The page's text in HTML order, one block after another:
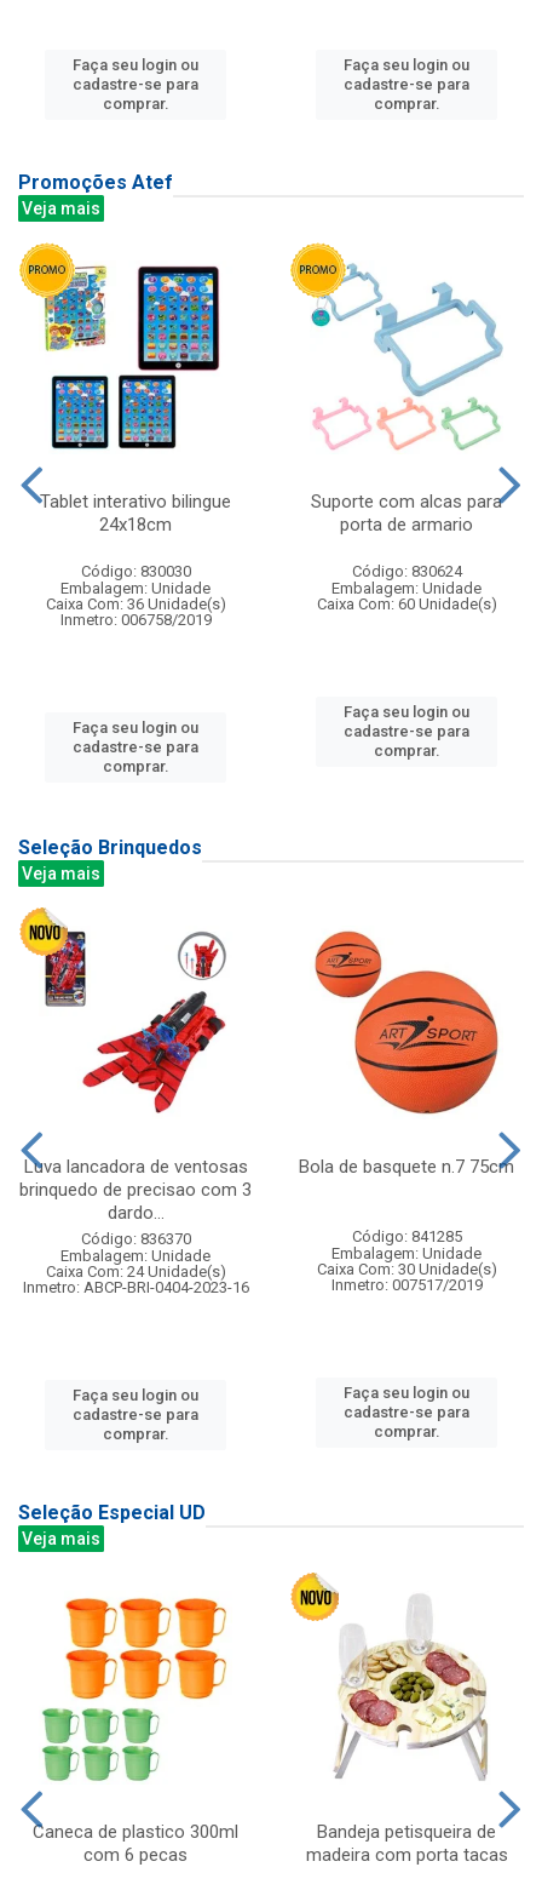
Faça seu login ou
cadastre-se para
comprar.
Faça seu login ou
cadastre-se para
comprar.
Promoções Atef
Veja mais
Tablet interativo bilingue
24x18cm
Código: 830030
Embalagem: Unidade
Caixa Com: 36 Unidade(s)
Inmetro: 006758/2019
Faça seu login ou
cadastre-se para
comprar.
Suporte com alcas para
porta de armario
Código: 830624
Embalagem: Unidade
Caixa Com: 60 Unidade(s)
Faça seu login ou
cadastre-se para
comprar.
Seleção Brinquedos
Veja mais
Luva lancadora de ventosas
brinquedo de precisao com 3
dardo...
Código: 836370
Embalagem: Unidade
Caixa Com: 24 Unidade(s)
Inmetro: ABCP-BRI-0404-2023-16
Faça seu login ou
cadastre-se para
comprar.
Bola de basquete n.7 75cm
Código: 841285
Embalagem: Unidade
Caixa Com: 30 Unidade(s)
Inmetro: 007517/2019
Faça seu login ou
cadastre-se para
comprar.
Seleção Especial UD
Veja mais
Caneca de plastico 300ml
com 6 pecas
Bandeja petisqueira de
madeira com porta tacas